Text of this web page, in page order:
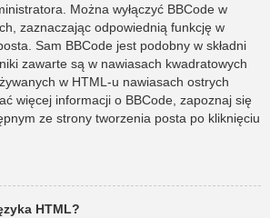
Można wyłączyć BBCode w
zaznaczając odpowiednią funkcję w
Sam BBCode jest podobny w składni
zawarte są w nawiasach kwadratowych
w HTML-u nawiasach ostrych
więcej informacji o BBCode, zapoznaj się
ze strony tworzenia posta po kliknięciu
HTML?